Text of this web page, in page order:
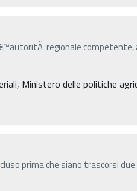
regionale competente,
Ministero delle politiche
prima che siano trascorsi